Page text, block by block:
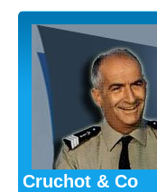
Cruchot & Co